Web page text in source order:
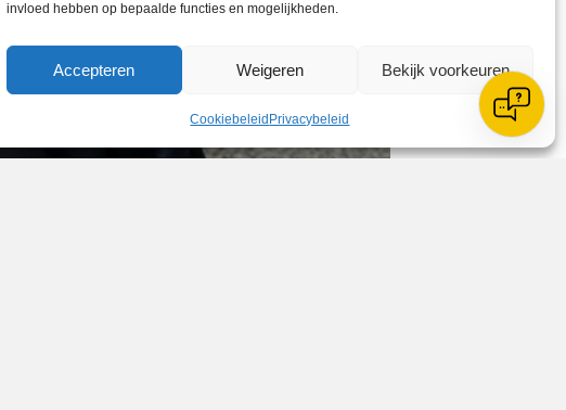
invloed hebben op bepaalde functies en mogelijkheden.
Accepteren Weigeren Bekijk voorkeuren
Cookiebeleid Privacybeleid